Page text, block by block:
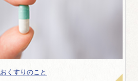
おくすりのこと